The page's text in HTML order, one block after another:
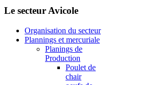
Le secteur Avicole
Organisation du secteur
Plannings et mercuriale
Planings de
Production
Poulet de
chair